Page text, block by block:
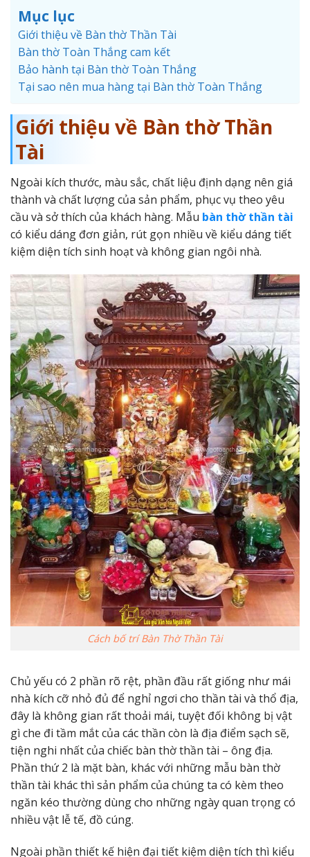
Mục lục
Giới thiệu về Bàn thờ Thần Tài
Bàn thờ Toàn Thắng cam kết
Bảo hành tại Bàn thờ Toàn Thắng
Tại sao nên mua hàng tại Bàn thờ Toàn Thắng
Giới thiệu về Bàn thờ Thần
Tài
Ngoài kích thước, màu sắc, chất liệu định dạng nên giá
thành và chất lượng của sản phẩm, phục vụ theo yêu
cầu và sở thích của khách hàng. Mẫu bàn thờ thần tài
có kiểu dáng đơn giản, rút gọn nhiều về kiểu dáng tiết
kiệm diện tích sinh hoạt và không gian ngôi nhà.
Cách bố trí Bàn Thờ Thần Tài
Chủ yếu có 2 phần rõ rệt, phần đầu rất giống như mái
nhà kích cỡ nhỏ đủ để nghỉ ngơi cho thần tài và thổ địa,
đây là không gian rất thoải mái, tuyệt đối không bị vật
gì che đi tầm mắt của các thần còn là địa điểm sạch sẽ,
tiện nghi nhất của chiếc bàn thờ thần tài – ông địa.
Phần thứ 2 là mặt bàn, khác với những mẫu bàn thờ
thần tài khác thì sản phẩm của chúng ta có kèm theo
ngăn kéo thường dùng cho những ngày quan trọng có
nhiều vật lễ tế, đồ cúng.
Ngoài phần thiết kế hiện đại tiết kiệm diện tích thì kiểu